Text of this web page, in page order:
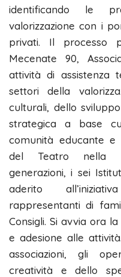
identificando le
valorizzazione con i
privati. Il processo
Mecenate 90,
attività di assistenza
settori della
culturali, dello
strategica a base
comunità educante e
del Teatro nella
generazioni, i sei
aderito
rappresentanti di
Consigli. Si avvia ora
e adesione alle
associazioni, gli
creatività e dello